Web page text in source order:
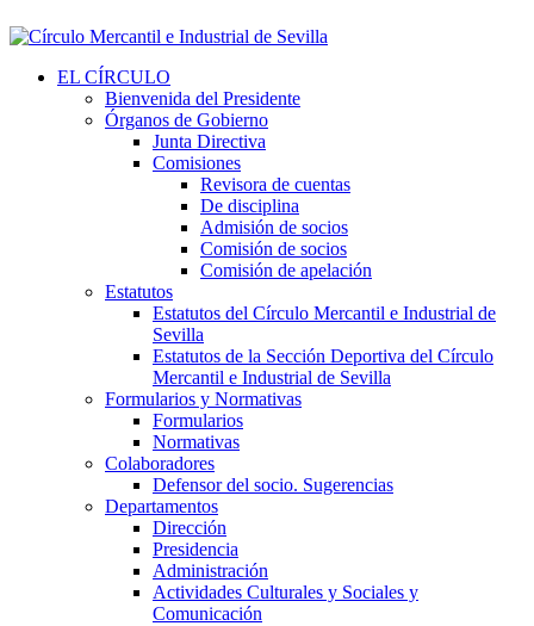
EL CÍRCULO
Bienvenida del Presidente
Órganos de Gobierno
Junta Directiva
Comisiones
Revisora de cuentas
De disciplina
Admisión de socios
Comisión de socios
Comisión de apelación
Estatutos
Estatutos del Círculo Mercantil e Industrial de
Sevilla
Estatutos de la Sección Deportiva del Círculo
Mercantil e Industrial de Sevilla
Formularios y Normativas
Formularios
Normativas
Colaboradores
Defensor del socio. Sugerencias
Departamentos
Dirección
Presidencia
Administración
Actividades Culturales y Sociales y
Comunicación